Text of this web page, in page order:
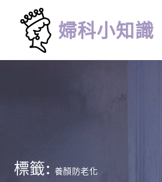
content
婦科小知識
標籤: 養顏防老化